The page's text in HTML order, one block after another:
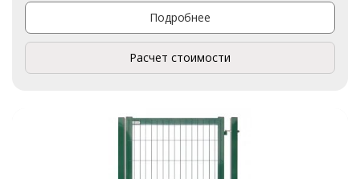
Подробнее
Расчет стоимости